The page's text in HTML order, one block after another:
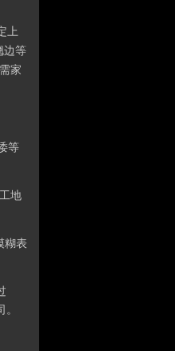
上
边等
家
等
地
糊表
。